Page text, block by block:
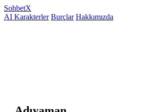
SohbetX
AI Karakterler Burçlar Hakkımızda